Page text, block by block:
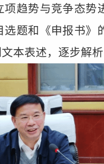
趋势与竞争态势
题和《申报书》
本表述，逐步解